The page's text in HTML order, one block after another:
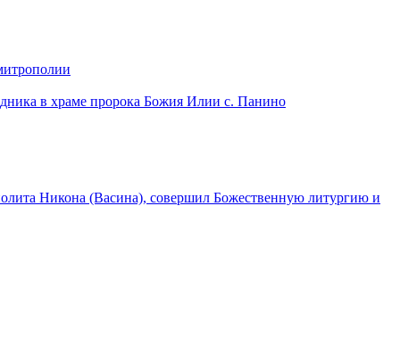
в храме пророка Божия Илии с. Панино
Никона (Васина), совершил Божественную литургию и